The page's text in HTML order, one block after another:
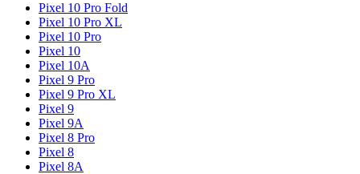
Pixel 10 Pro Fold
Pixel 10 Pro XL
Pixel 10 Pro
Pixel 10
Pixel 10A
Pixel 9 Pro
Pixel 9 Pro XL
Pixel 9
Pixel 9A
Pixel 8 Pro
Pixel 8
Pixel 8A